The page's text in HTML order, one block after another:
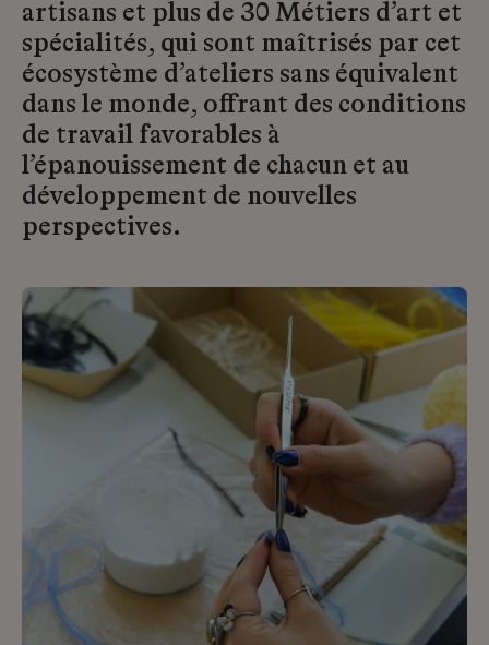
artisans et plus de 30 Métiers d’art et
spécialités, qui sont maîtrisés par cet
écosystème d’ateliers sans équivalent
dans le monde, offrant des conditions
de travail favorables à
l’épanouissement de chacun et au
développement de nouvelles
perspectives.